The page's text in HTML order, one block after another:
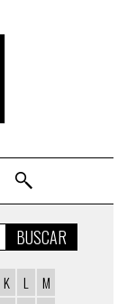
BUSCAR
K L
M